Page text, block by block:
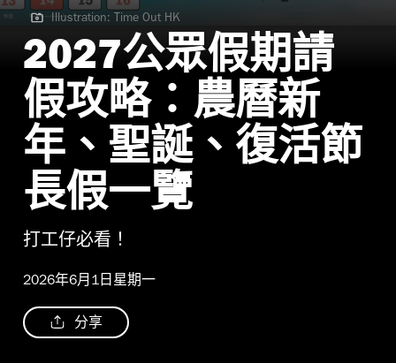
Illustration: Time Out HK | 2027公眾假期
Illustration: Time Out HK
2027公眾假期請
假攻略：農曆新
年、聖誕、復活節
長假一覽
打工仔必看！
2026年6月1日星期一
分享